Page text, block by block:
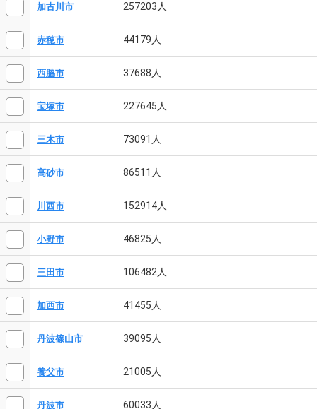
加古川市 257203人
赤穂市 44179人
西脇市 37688人
宝塚市 227645人
三木市 73091人
高砂市 86511人
川西市 152914人
小野市 46825人
三田市 106482人
加西市 41455人
丹波篠山市 39095人
養父市 21005人
丹波市 60033人